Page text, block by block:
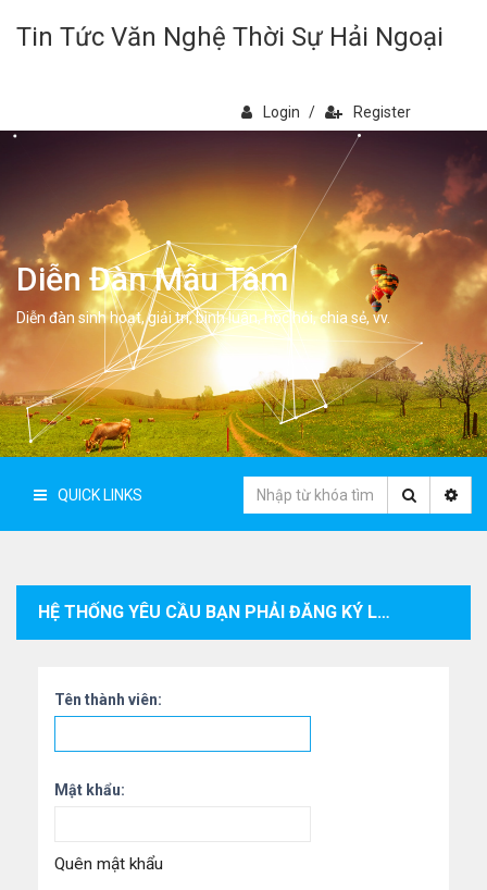
Tin Tức Văn Nghệ Thời Sự Hải Ngoại
Login / Register
Diễn Đàn Mẫu Tâm
Diễn đàn sinh hoạt, giải trí, bình luân, học hỏi, chia sẻ, vv.
QUICK LINKS
HỆ THỐNG YÊU CẦU BẠN PHẢI ĐĂNG KÝ LÀM THÀNH VIÊN VÀ ĐĂNG NHẬP VÀO HỆ THỐNG ĐỂ XEM THÔNG TIN CÁ NHÂN CỦA THÀNH VIÊN.
Tên thành viên:
Mật khẩu:
Quên mật khẩu